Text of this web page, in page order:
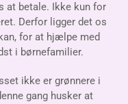
at betale. Ikke kun for
Derfor ligger det os
for at hjælpe med
i børnefamilier.
ikke er grønnere i
gang husker at